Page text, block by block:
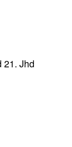
21. Jhd